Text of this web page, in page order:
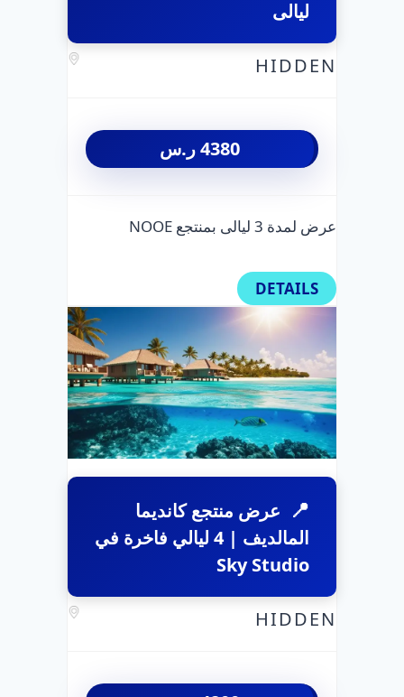
ليالى
HIDDEN
4380ر.س
عرض لمدة 3 ليالى بمنتجع NOOE
DETAILS
عرض منتجع كانديما
المالديف | 4 ليالي فاخرة في
Sky Studio
HIDDEN